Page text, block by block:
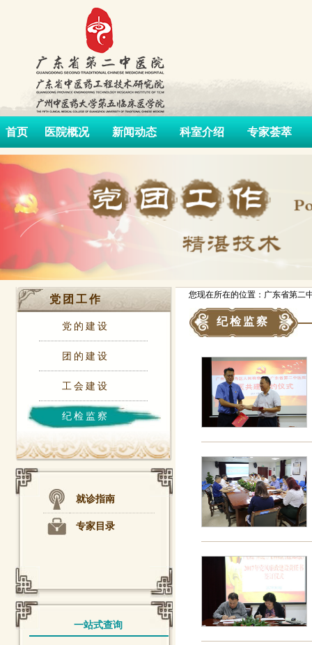
首页 医院概况 新闻动态 科室介绍 专家荟萃
党团工作
党的建设
团的建设
工会建设
纪检监察
就诊指南
专家目录
一站式查询
您现在所在的位置：广东省第二
纪检监察